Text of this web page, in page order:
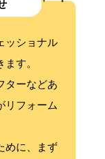
ッショナル
す。
ターなどあ
リフォーム
めに、まず